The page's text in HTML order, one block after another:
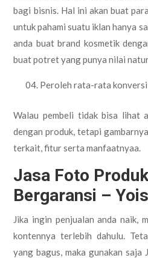
bagi bisnis. Hal ini akan buat
untuk pahami suatu iklan hanya
anda buat brand kosmetik
buat potret yang punya nilai
Peroleh rata-rata
Walau pembeli tidak bisa lihat
dengan produk, tetapi
terkait, fitur serta manfaatnyaa.
Jasa Foto
Bergaransi –
Jika ingin penjualan anda naik,
kontennya terlebih dahulu.
yang bagus, maka gunakan